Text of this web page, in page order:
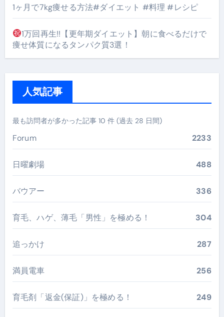
1ヶ月で7kg痩せる方法#ダイエット #料理 #レシピ
1万回再生!!【更年期ダイエット】朝に食べるだけで
痩せ体質になるタンパク質3選！
人気記事
最も訪問者が多かった記事 10 件 (過去 28 日間)
Forum 2233
日曜劇場 488
バウアー 336
育毛、ハゲ、薄毛「男性」を極める！ 304
追っかけ 287
満員電車 256
育毛剤「返金(保証)」を極める！ 249